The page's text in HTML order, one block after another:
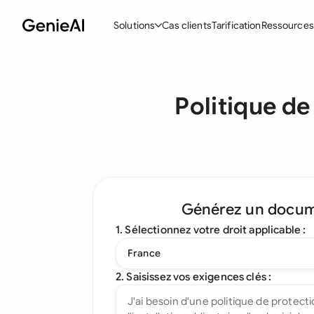
Solutions
Créer des contrats
Complément Word
Cas clientsTarificationRessources
Politique
Générez un
1. Sélectionnez votre droit applicable :
France
2. Saisissez vos exigences clés :